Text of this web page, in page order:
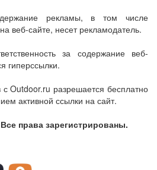
рекламы, в том числе
веб-сайте, несет рекламодатель.
за содержание веб-
гиперссылки.
Outdoor.ru разрешается бесплатно
активной ссылки на сайт.
права зарегистрированы.